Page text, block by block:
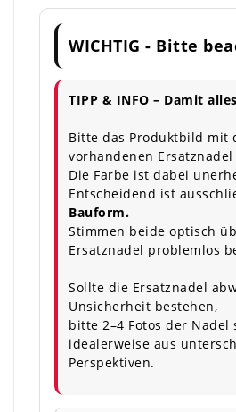
WICHTIG - Bitte
TIPP & INFO – Damit
Bitte das Produktbild mit
vorhandenen
Die Farbe ist dabei
Entscheidend ist
Bauform.
Stimmen beide optisch
Ersatznadel problemlos
Sollte die Ersatznadel
Unsicherheit bestehen,
bitte 2–4 Fotos der Nadel
idealerweise aus
Perspektiven.